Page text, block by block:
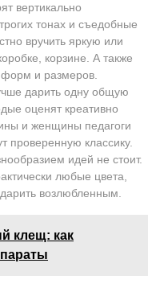
вертикально
тонах и съедобные
вручить яркую или
корзине. А также
форм и размеров.
дарить одну общую
оценят креативно
и женщины педагоги
проверенную классику.
идей не стоит.
любые цвета,
возлюбленным.
клещ: как